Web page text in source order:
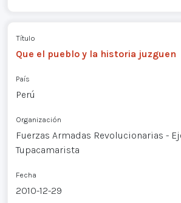
Título
Que el pueblo y la historia juzguen
País
Perú
Organización
Fuerzas Armadas Revolucionarias -
Tupacamarista
Fecha
2010-12-29